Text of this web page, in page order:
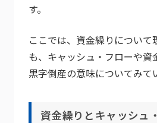
す。
ここでは、資金繰りについて
も、キャッシュ・フローや資
黒字倒産の意味についてみて
資金繰りとキャッシュ